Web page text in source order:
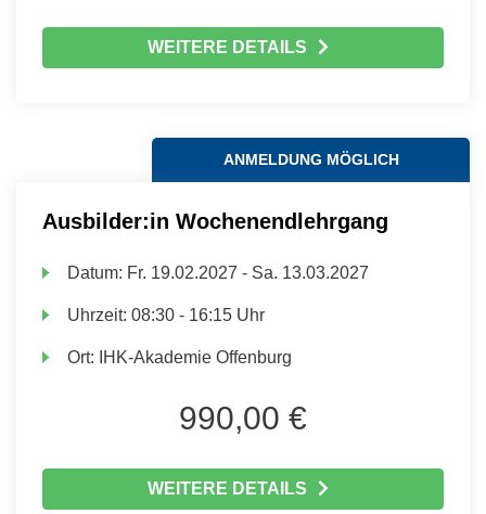
WEITERE DETAILS
ANMELDUNG MÖGLICH
Ausbilder:in Wochenendlehrgang
Datum: Fr. 19.02.2027 - Sa. 13.03.2027
Uhrzeit:08:30 - 16:15 Uhr
Ort: IHK-Akademie Offenburg
990,00 €
WEITERE DETAILS